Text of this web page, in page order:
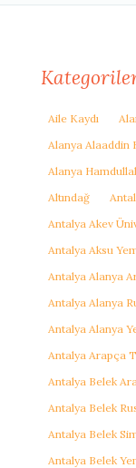
Aile Kaydı
Alanya Alaaddin
Alanya
Altındağ
Antalya Akev
Antalya Aksu
Antalya Alanya
Antalya Alanya
Antalya Alanya
Antalya Arapça
Antalya Belek
Antalya Belek
Antalya Belek
Antalya Belek